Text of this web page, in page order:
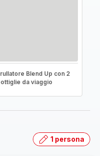
Blend Up con 2
da viaggio
1 persona